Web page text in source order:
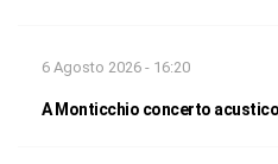
6 Agosto 2026 - 16:20
A Monticchio concerto